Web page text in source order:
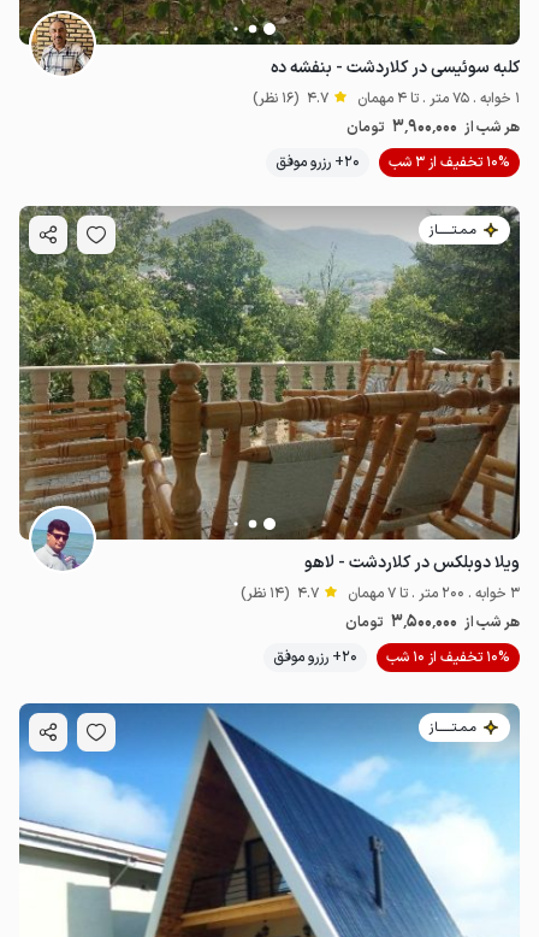
کلبه سوئیسی در کلاردشت - بنفشه ده
1 خوابه . 75 متر . تا 4 مهمان 4.7 (16 نظر)
هر شب از 3٬900٬000 تومان
10% تخفیف از 3 شب
20+ رزرو موفق
مـمـتــــــاز
ویلا دوبلکس در کلاردشت - لاهو
3 خوابه . 200 متر . تا 7 مهمان 4.7 (14 نظر)
هر شب از 3٬500٬000 تومان
10% تخفیف از 10 شب
20+ رزرو موفق
مـمـتــــــاز